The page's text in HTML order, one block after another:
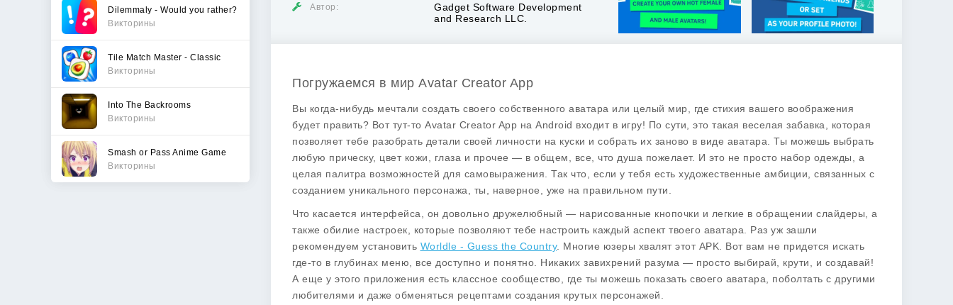
Dilemmaly - Would you rather?
Викторины
Tile Match Master - Classic
Викторины
Into The Backrooms
Викторины
Smash or Pass Anime Game
Викторины
Автор:
Gadget Software Development
and Research LLC.
Погружаемся в мир Avatar Creator App
Вы когда-нибудь мечтали создать своего собственного аватара или целый мир, где стихия вашего воображения
будет править? Вот тут-то Avatar Creator App на Android входит в игру! По сути, это такая веселая забавка, которая
позволяет тебе разобрать детали своей личности на куски и собрать их заново в виде аватара. Ты можешь выбрать
любую прическу, цвет кожи, глаза и прочее — в общем, все, что душа пожелает. И это не просто набор одежды, а
целая палитра возможностей для самовыражения. Так что, если у тебя есть художественные амбиции, связанных с
созданием уникального персонажа, ты, наверное, уже на правильном пути.
Что касается интерфейса, он довольно дружелюбный — нарисованные кнопочки и легкие в обращении слайдеры, а
также обилие настроек, которые позволяют тебе настроить каждый аспект твоего аватара. Раз уж зашли
рекомендуем установить Worldle - Guess the Country. Многие юзеры хвалят этот APK. Вот вам не придется искать
где-то в глубинах меню, все доступно и понятно. Никаких завихрений разума — просто выбирай, крути, и создавай!
А еще у этого приложения есть классное сообщество, где ты можешь показать своего аватара, поболтать с другими
любителями и даже обменяться рецептами создания крутых персонажей.